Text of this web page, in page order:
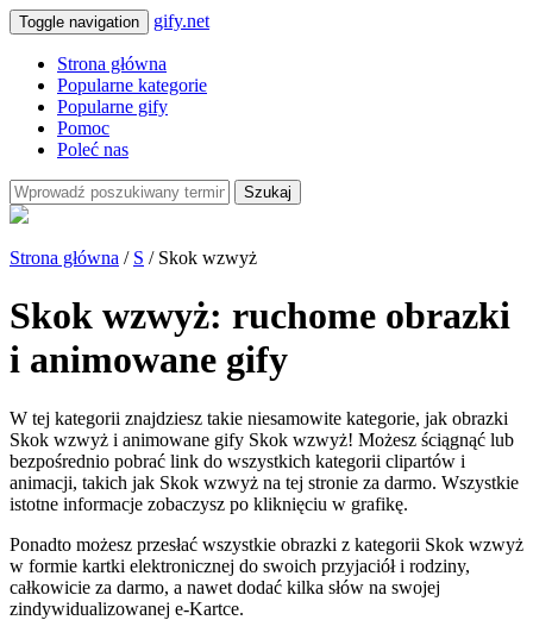
Toggle navigation gify.net
Strona główna
Popularne kategorie
Popularne gify
Pomoc
Poleć nas
Szukaj
Strona główna / S / Skok wzwyż
Skok wzwyż: ruchome obrazki
i animowane gify
W tej kategorii znajdziesz takie niesamowite kategorie, jak obrazki
Skok wzwyż i animowane gify Skok wzwyż! Możesz ściągnąć lub
bezpośrednio pobrać link do wszystkich kategorii clipartów i
animacji, takich jak Skok wzwyż na tej stronie za darmo. Wszystkie
istotne informacje zobaczysz po kliknięciu w grafikę.
Ponadto możesz przesłać wszystkie obrazki z kategorii Skok wzwyż
w formie kartki elektronicznej do swoich przyjaciół i rodziny,
całkowicie za darmo, a nawet dodać kilka słów na swojej
zindywidualizowanej e-Kartce.